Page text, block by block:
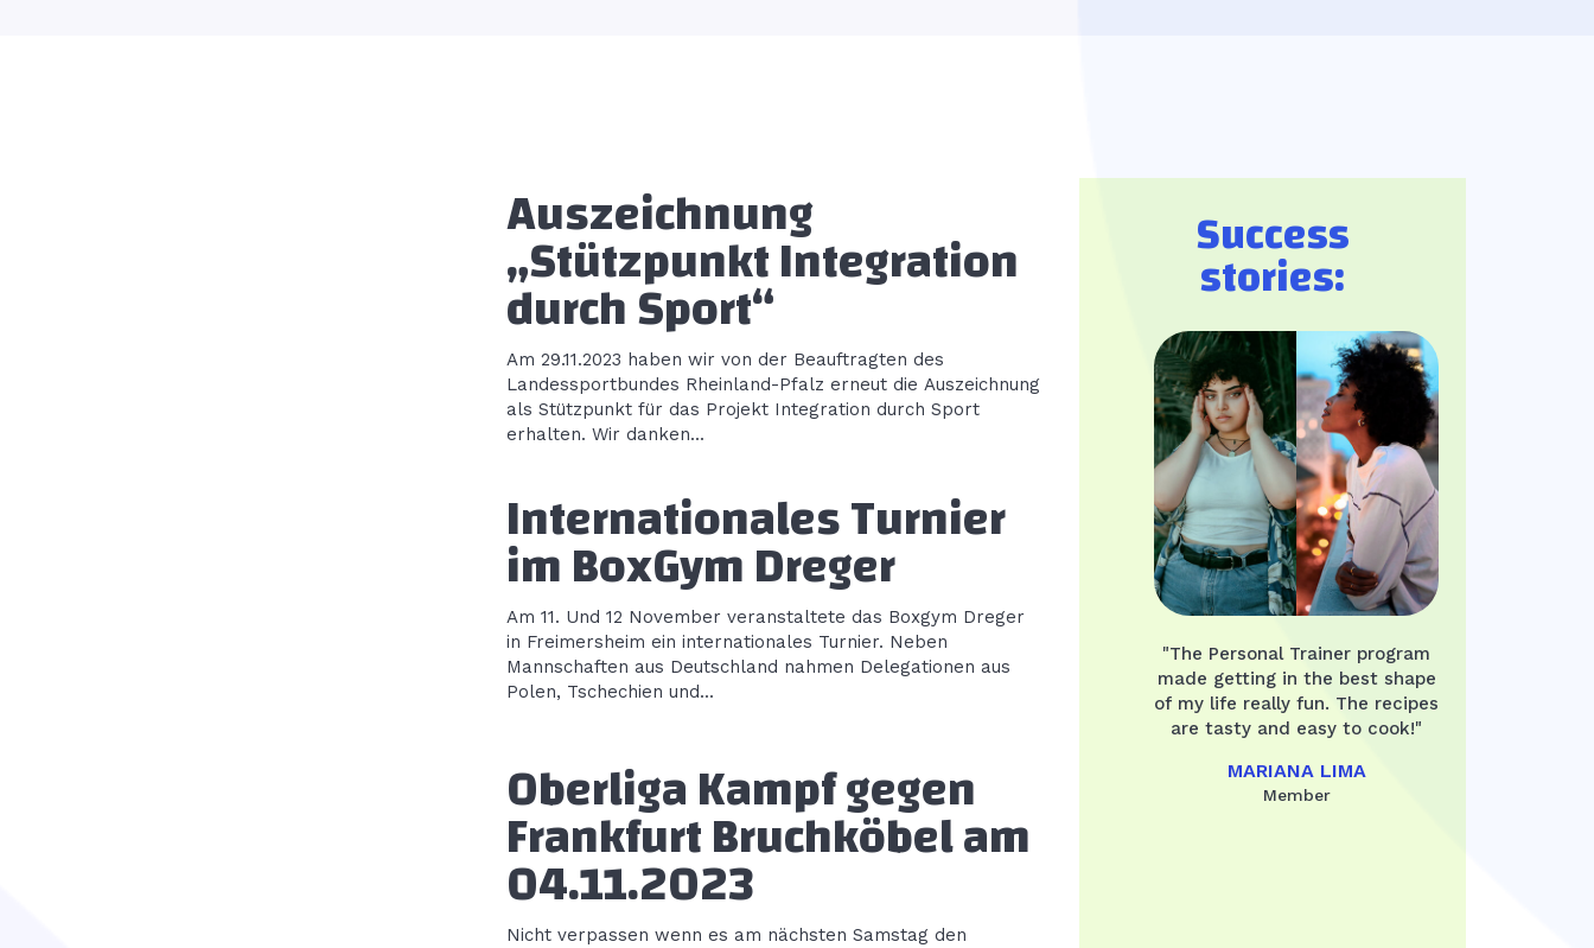
Auszeichnung
„Stützpunkt Integration
durch Sport“
Am 29.11.2023 haben wir von der Beauftragten des
Landessportbundes Rheinland-Pfalz erneut die Auszeichnung
als Stützpunkt für das Projekt Integration durch Sport
erhalten. Wir danken...
Internationales Turnier
im BoxGym Dreger
Am 11. Und 12 November veranstaltete das Boxgym Dreger
in Freimersheim ein internationales Turnier. Neben
Mannschaften aus Deutschland nahmen Delegationen aus
Polen, Tschechien und...
Oberliga Kampf gegen
Frankfurt Bruchköbel am
04.11.2023
Nicht verpassen wenn es am nächsten Samstag den
Success
stories:
"The Personal Trainer program
made getting in the best shape
of my life really fun. The recipes
are tasty and easy to cook!"
MARIANA LIMA
Member